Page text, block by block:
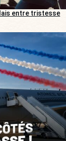
entre tristesse